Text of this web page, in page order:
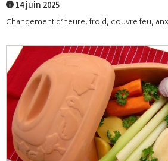
14 juin 2025
Changement d’heure, froid, couvre feu,